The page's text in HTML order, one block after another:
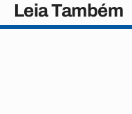
Leia Também